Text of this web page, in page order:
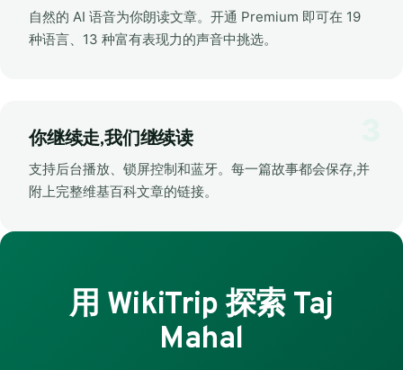
自然的 AI 语音为你朗读文章。开通 Premium 即可在 19
种语言、13 种富有表现力的声音中挑选。
你继续走,我们继续读
支持后台播放、锁屏控制和蓝牙。每一篇故事都会保存,并
附上完整维基百科文章的链接。
用 WikiTrip 探索 Taj
Mahal